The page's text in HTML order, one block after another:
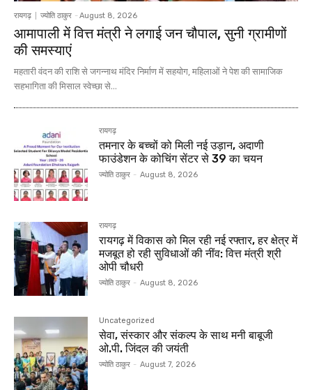
रायगढ़ ज्योति ठाकुर - August 8, 2026
आमापाली में वित्त मंत्री ने लगाई जन चौपाल, सुनी ग्रामीणों
की समस्याएं
महतारी वंदन की राशि से जगन्नाथ मंदिर निर्माण में सहयोग, महिलाओं ने पेश की सामाजिक
सहभागिता की मिसाल स्वेच्छा से...
रायगढ़
तमनार के बच्चों को मिली नई उड़ान, अदाणी
फाउंडेशन के कोचिंग सेंटर से 39 का चयन
ज्योति ठाकुर - August 8, 2026
रायगढ़
रायगढ़ में विकास को मिल रही नई रफ्तार, हर क्षेत्र में
मजबूत हो रही सुविधाओं की नींव: वित्त मंत्री श्री
ओपी चौधरी
ज्योति ठाकुर - August 8, 2026
Uncategorized
सेवा, संस्कार और संकल्प के साथ मनी बाबूजी
ओ.पी. जिंदल की जयंती
ज्योति ठाकुर - August 7, 2026